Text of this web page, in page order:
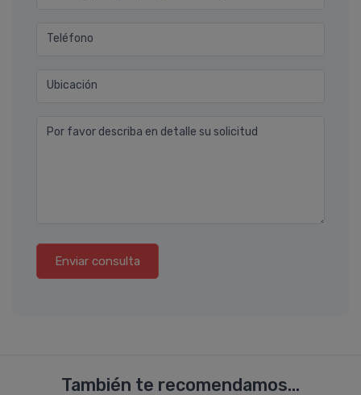
Teléfono
Ubicación
Por favor describa en detalle su solicitud
Enviar consulta
También te recomendamos...